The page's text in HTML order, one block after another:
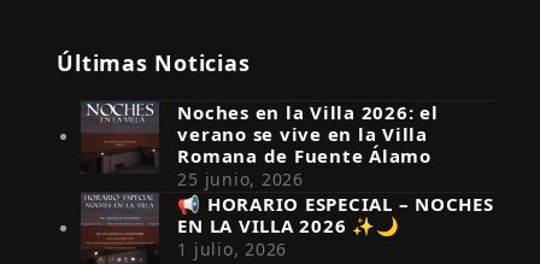
Síguenos en Instagram
Últimas Noticias
Noches en la Villa 2026: el
verano se vive en la Villa
Romana de Fuente Álamo
25 junio, 2026
📢 HORARIO ESPECIAL – NOCHES
EN LA VILLA 2026 ✨🌙
1 julio, 2026